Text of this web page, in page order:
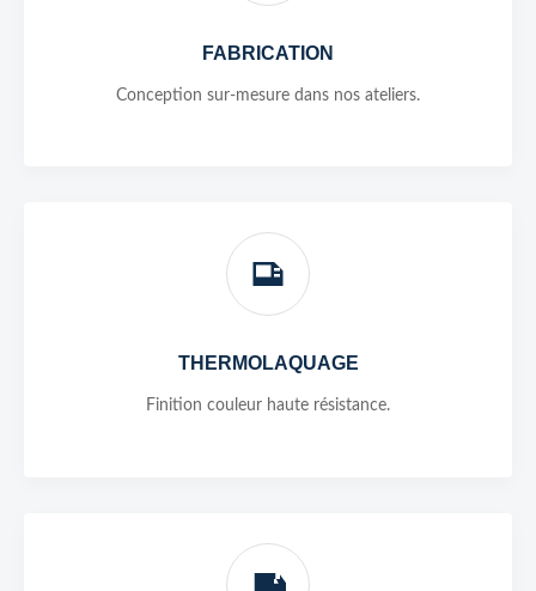
FABRICATION
Conception sur-mesure dans nos ateliers.
THERMOLAQUAGE
Finition couleur haute résistance.